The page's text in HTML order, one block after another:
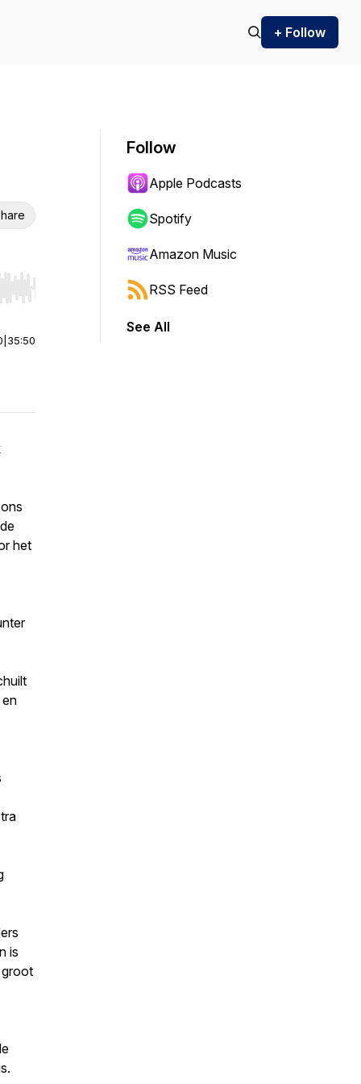
+ Follow
Hold shift to jump forward or backward.
35:50
het
is
groot
Follow
Apple Podcasts
Spotify
Amazon Music
RSS Feed
See All